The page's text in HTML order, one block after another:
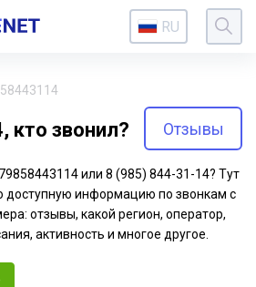
RU
кто звонил? Отзывы
или 8 (985) 844-31-14? Тут
доступную информацию по звонкам с
отзывы, какой регион, оператор,
активность и многое другое.